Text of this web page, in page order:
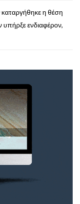
η θέση
υπήρξε ενδιαφέρον,